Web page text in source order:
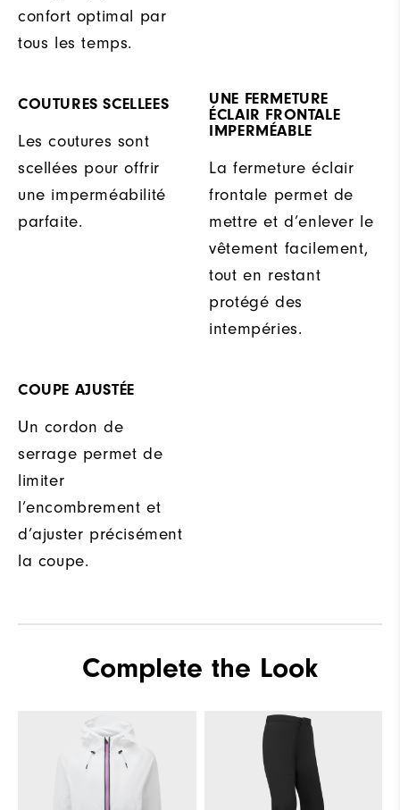
confort optimal par
tous les temps.
COUTURES SCELLEES
Les coutures sont
scellées pour offrir
une imperméabilité
parfaite.
UNE FERMETURE
ÉCLAIR FRONTALE
IMPERMÉABLE
La fermeture éclair
frontale permet de
mettre et d’enlever le
vêtement facilement,
tout en restant
protégé des
intempéries.
COUPE AJUSTÉE
Un cordon de
serrage permet de
limiter
l’encombrement et
d’ajuster précisément
la coupe.
Complete the Look